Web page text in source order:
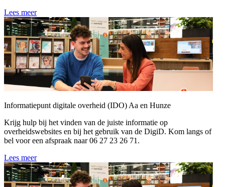
Lees meer
Informatiepunt digitale overheid (IDO) Aa en Hunze
Krijg hulp bij het vinden van de juiste informatie op
overheidswebsites en bij het gebruik van de DigiD. Kom langs of
bel voor een afspraak naar 06 27 23 26 71.
Lees meer